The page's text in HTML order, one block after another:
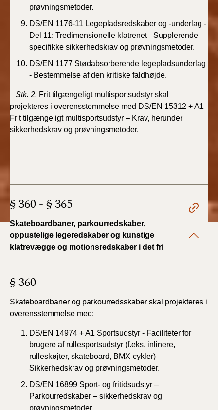
prøvningsmetoder.
DS/EN 1176-11 Legepladsredskaber og -underlag -
Del 11: Tredimensionelle klatrenet - Supplerende
specifikke sikkerhedskrav og prøvningsmetoder.
DS/EN 1177 Stødabsorberende legepladsunderlag
- Bestemmelse af den kritiske faldhøjde.
Stk. 2. Frit tilgængeligt multisportsudstyr skal
projekteres i overensstemmelse med DS/EN 15312 + A1
Frit tilgængeligt multisportsudstyr – Krav, herunder
sikkerhedskrav og prøvningsmetoder.
§ 360 - § 365
Skateboardbaner, parkourredskaber,
oppustelige legeredskaber og kunstige
klatrevægge og motionsredskaber i det fri
§ 360
Skateboardbaner og parkourredsskaber skal projekteres i
overensstemmelse med:
DS/EN 14974 + A1 Sportsudstyr - Faciliteter for
brugere af rullesportsudstyr (f.eks. inlinere,
rulleskøjter, skateboard, BMX-cykler) -
Sikkerhedskrav og prøvningsmetoder.
DS/EN 16899 Sport- og fritidsudstyr –
Parkourredskaber – sikkerhedskrav og
prøvningsmetoder.